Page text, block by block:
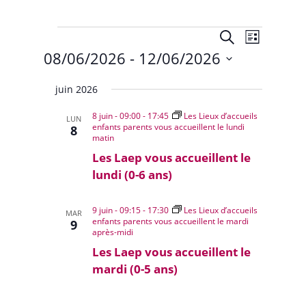
Évènements Recherche
et
navigation
de
Recherche
de
Liste
08/06/2026 - 12/06/2026
une
date.
juin 2026
LUN
8
Les Laep vous accueillent le
lundi (0-6 ans)
8 juin - 09:00- 17:45
Les Lieux d’accueils
enfants parents vous accueillent le lundi
matin
MAR
9
Les Laep vous accueillent le
mardi (0-5 ans)
9 juin - 09:15- 17:30
Les Lieux d’accueils
enfants parents vous accueillent le mardi
après-midi